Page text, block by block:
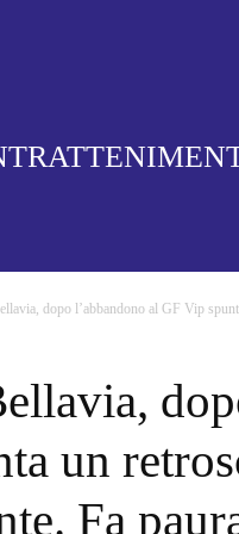
dopo l’abbandono al GF Vip
un
Fa